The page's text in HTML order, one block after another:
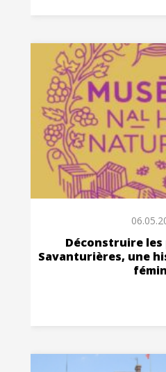
Déconstruire les
Savanturières, une